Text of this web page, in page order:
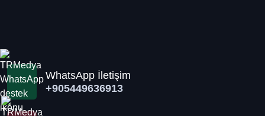
WhatsApp İletişim
+905449636913